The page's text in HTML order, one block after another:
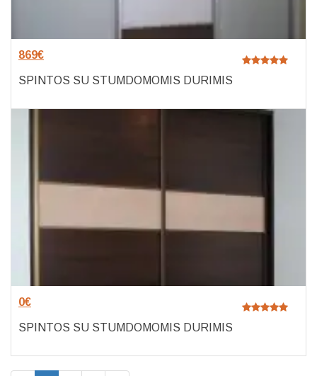
869€
SPINTOS SU STUMDOMOMIS DURIMIS
0€
SPINTOS SU STUMDOMOMIS DURIMIS